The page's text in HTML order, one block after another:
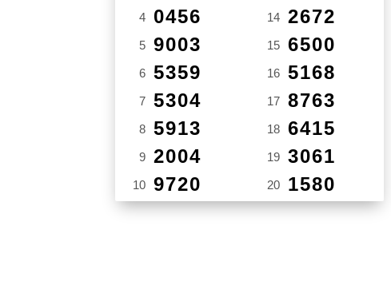
4 0456
5 9003
6 5359
7 5304
8 5913
9 2004
10 9720
14 2672
15 6500
16 5168
17 8763
18 6415
19 3061
20 1580